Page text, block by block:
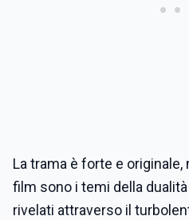
La trama è forte e originale,
film sono i temi della
rivelati attraverso il